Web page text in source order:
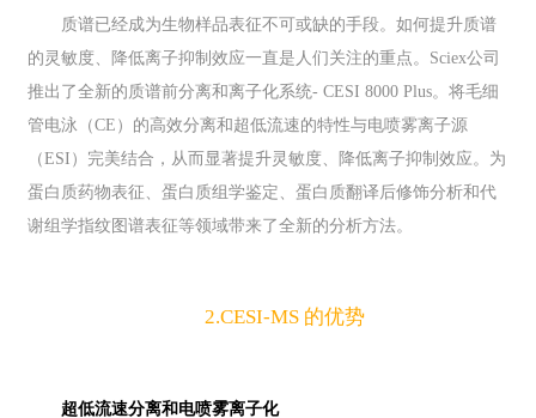
质谱已经成为生物样品表征不可或缺的手段。如何提升质谱
的灵敏度、降低离子抑制效应一直是人们关注的重点。 Sciex公司
推出了全新的质谱前分离和离子化系统- CESI 8000 Plus。将毛细
管电泳（CE）的高效分离和超低流速的特性与电喷雾离子源
（ESI）完美结合，从而显著提升灵敏度、降低离子抑制效应。 为
蛋白质药物表征、蛋白质组学鉴定、蛋白质翻译后修饰分析和代
谢组学指纹图谱表征等领域带来了全新的分析方法。
2.CESI-MS 的优势
超低流速分离和电喷雾离子化